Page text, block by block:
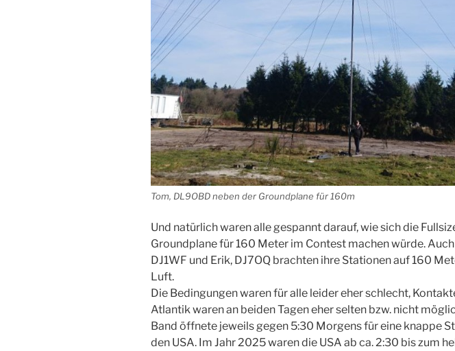
Tom, DL9OBD neben der Groundplane für 160m
Und natürlich waren alle gespannt darauf, wie sich die
Groundplane für 160 Meter im Contest machen würde.
DJ1WF und Erik, DJ7OQ brachten ihre Stationen auf 160
Luft.
Die Bedingungen waren für alle leider eher schlecht,
Atlantik waren an beiden Tagen eher selten bzw. nicht
Band öffnete jeweils gegen 5:30 Morgens für eine knappe
den USA. Im Jahr 2025 waren die USA ab ca. 2:30 bis zum